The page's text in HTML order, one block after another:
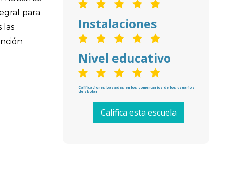
para
las
Instalaciones
Nivel educativo
Calificaciones basadas en los comentarios de los usuarios
de skolar
Califica esta escuela